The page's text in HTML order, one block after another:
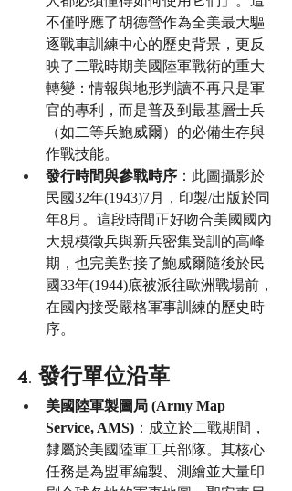
不僅呼應了胡德營作為全美最大驅
逐戰車訓練中心的歷史背景，更反
映了二戰時期美國陸軍戰術的重大
轉變：情報與地形判讀不再只是軍
官的專利，而是普及到最基層士兵
（如二等兵鮑威爾）的必備生存與
作戰技能。
發行時間與參戰時序 ：此圖攝影於
民國32年(1943)7月，印製/出版於同
年8月。這段時間正好吻合美國國內
大規模徵兵與新兵密集受訓的高峰
期，也完美對接了鮑威爾隨後於民
國33年(1944)底被派往歐洲戰場前，
在國內接受嚴格軍事訓練的歷史時
序。
4. 發行單位沿革
美國陸軍製圖局 (Army Map
Service, AMS) ：成立於二戰期間，
隸屬於美國陸軍工兵部隊。其核心
任務是為盟軍編製、測繪並大量印